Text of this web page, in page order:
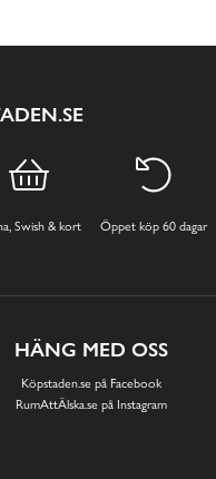
Swish & kort Öppet köp 60 dagar
HÄNG MED OSS
Köpstaden.se på Facebook
RumAttÄlska.se på Instagram